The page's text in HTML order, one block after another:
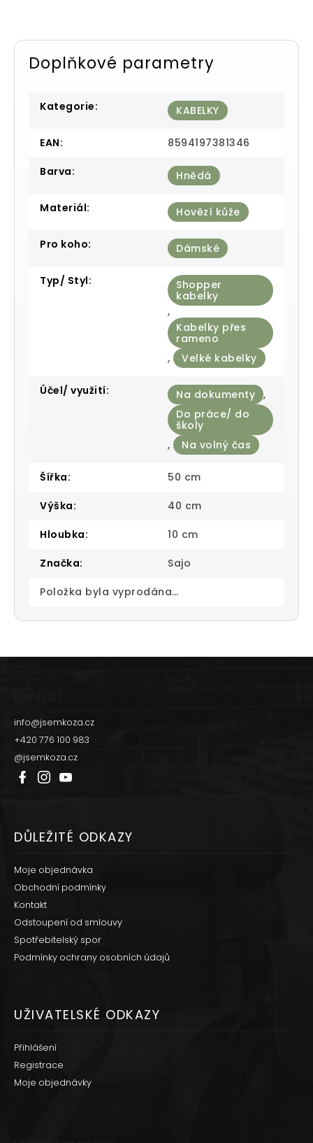
Doplňkové parametry
Kategorie: KABELKY
EAN: 8594197381346
Barva: Hnědá
Materiál: Hovězí kůže
Pro koho: Dámské
Typ/ Styl:
Shopper
kabelky
,
Kabelky přes
rameno
,
Velké kabelky
Účel/ využití: Na dokumenty ,
Do práce/ do
školy
,
Na volný čas
Šířka: 50 cm
Výška: 40 cm
Hloubka: 10 cm
Značka: Sajo
Položka byla vyprodána…
Z
info@jsemkoza.cz
+420 776 100 983
@jsemkoza.cz
DŮLEŽITÉ ODKAZY
Moje objednávka
Obchodní podmínky
Kontakt
Odstoupení od smlouvy
Spotřebitelský spor
Podmínky ochrany osobních údajů
UŽIVATELSKÉ ODKAZY
Přihlášení
Registrace
Moje objednávky